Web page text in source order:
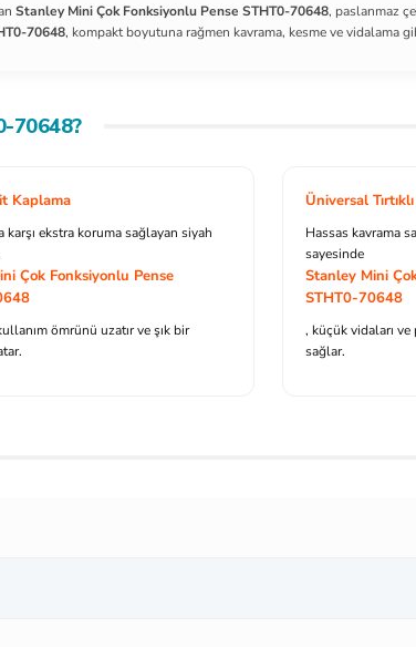
Stanley Mini Çok Fonksiyonlu Pense STHT0-70648, paslanmaz
70648, kompakt boyutuna rağmen kavrama, kesme ve vidalama
70648?
Kaplama
karşı ekstra koruma sağlayan siyah
Çok Fonksiyonlu Pense
ömrünü uzatır ve şık bir
Üniversal
Hassas kavrama
sayesinde
Stanley Mini
STHT0-70648
, küçük vidaları ve
sağlar.